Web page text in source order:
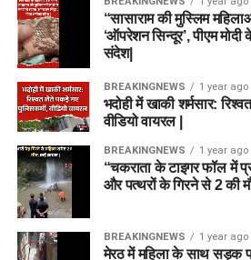
“सासाराम की मुस्लिम
‘ऑपरेशन सिन्दूर’, पीएम
संदेश|
BREAKINGNEWS 1 year ago
भदोही में खाकी शर्मसार:
वीडियो वायरल |
BREAKINGNEWS 1 year ago
“चकराता के टाइगर फॉल में
और पत्थरों के गिरने से 2 की
BREAKINGNEWS 1 year ago
मेरठ में महिला के साथ सड़क